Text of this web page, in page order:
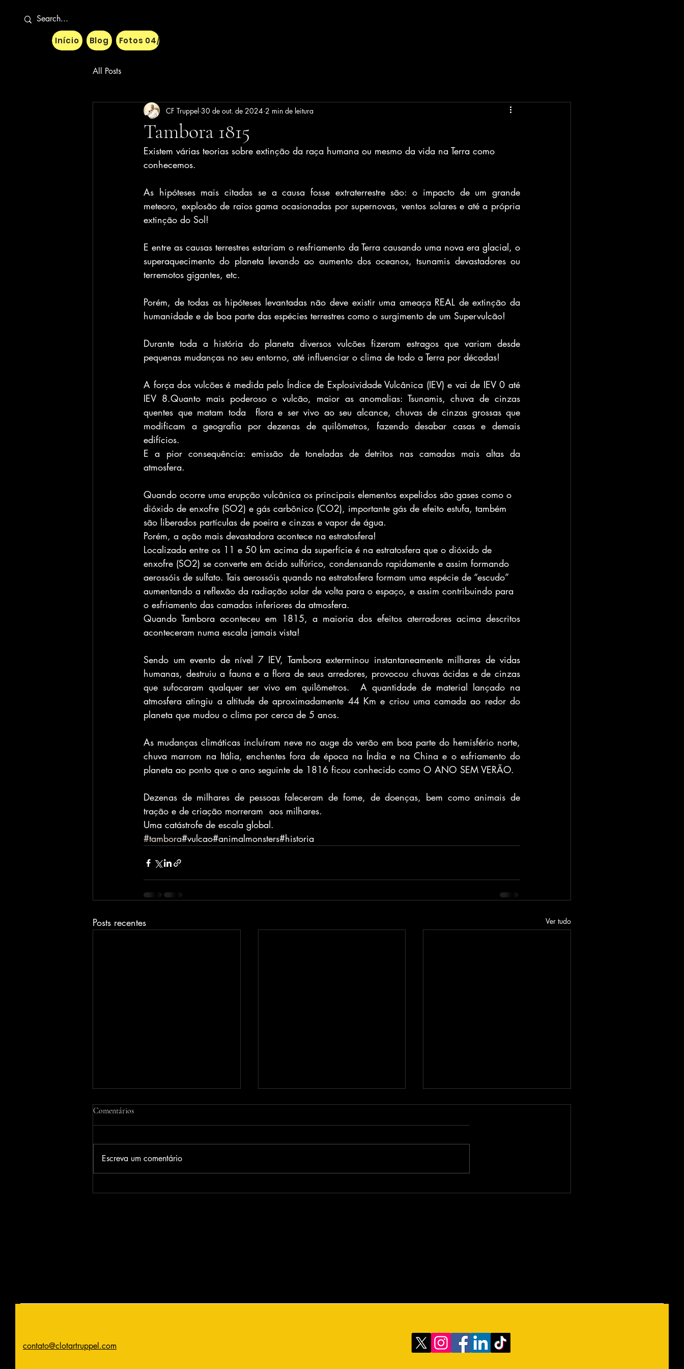
Início Blog Fotos 04/10
All Posts
Tambora 1815
CF Truppel 30 de out. de 2024 2 min de leitura
Existem várias teorias sobre extinção da raça humana ou mesmo da vida na Terra como
conhecemos.
As hipóteses mais citadas se a causa fosse extraterrestre são: o impacto de um grande
meteoro, explosão de raios gama ocasionadas por supernovas, ventos solares e até a própria
extinção do Sol!
E entre as causas terrestres estariam o resfriamento da Terra causando uma nova era glacial, o
superaquecimento do planeta levando ao aumento dos oceanos, tsunamis devastadores ou
terremotos gigantes, etc.
Porém, de todas as hipóteses levantadas não deve existir uma ameaça REAL de extinção da
humanidade e de boa parte das espécies terrestres como o surgimento de um Supervulcão!
Durante toda a história do planeta diversos vulcões fizeram estragos que variam desde
pequenas mudanças no seu entorno, até influenciar o clima de todo a Terra por décadas!
A força dos vulcões é medida pelo Índice de Explosividade Vulcânica (IEV) e vai de IEV 0 até
IEV 8.Quanto mais poderoso o vulcão, maior as anomalias: Tsunamis, chuva de cinzas
quentes que matam toda  flora e ser vivo ao seu alcance, chuvas de cinzas grossas que
modificam a geografia por dezenas de quilômetros, fazendo desabar casas e demais
edifícios.
E a pior consequência: emissão de toneladas de detritos nas camadas mais altas da
atmosfera.
Quando ocorre uma erupção vulcânica os principais elementos expelidos são gases como o
dióxido de enxofre (SO2) e gás carbônico (CO2), importante gás de efeito estufa, também
são liberados partículas de poeira e cinzas e vapor de água.
Porém, a ação mais devastadora acontece na estratosfera!
Localizada entre os 11 e 50 km acima da superfície é na estratosfera que o dióxido de
enxofre (SO2) se converte em ácido sulfúrico, condensando rapidamente e assim formando
aerossóis de sulfato. Tais aerossóis quando na estratosfera formam uma espécie de “escudo”
aumentando a reflexão da radiação solar de volta para o espaço, e assim contribuindo para
o esfriamento das camadas inferiores da atmosfera.
Quando Tambora aconteceu em 1815, a maioria dos efeitos aterradores acima descritos
aconteceram numa escala jamais vista!
Sendo um evento de nível 7 IEV, Tambora exterminou instantaneamente milhares de vidas
humanas, destruiu a fauna e a flora de seus arredores, provocou chuvas ácidas e de cinzas
que sufocaram qualquer ser vivo em quilômetros.  A quantidade de material lançado na
atmosfera atingiu a altitude de aproximadamente 44 Km e criou uma camada ao redor do
planeta que mudou o clima por cerca de 5 anos.
As mudanças climáticas incluíram neve no auge do verão em boa parte do hemisfério norte,
chuva marrom na Itália, enchentes fora de época na Índia e na China e o esfriamento do
planeta ao ponto que o ano seguinte de 1816 ficou conhecido como O ANO SEM VERÃO.
Dezenas de milhares de pessoas faleceram de fome, de doenças, bem como animais de
tração e de criação morreram  aos milhares.
Uma catástrofe de escala global.
#tambora#vulcao#animalmonsters#historia
Posts recentes Ver tudo
Arcos de Guerra Medievais.
Comentários
Escreva um comentário
contato@clotartruppel.com